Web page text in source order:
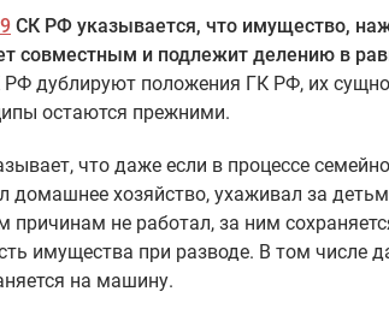
СК РФ указывается, что имущество,
совместным и подлежит делению в
РФ дублируют положения ГК РФ, их
остаются прежними.
что даже если в процессе
домашнее хозяйство, ухаживал за
не работал, за ним
имущества при разводе. В том числе
на машину.